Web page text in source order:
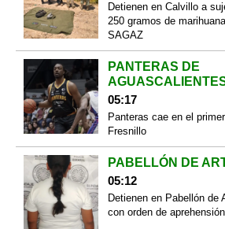
Detienen en Calvillo a
250 gramos de
SAGAZ
PANTERAS DE
05:17
Panteras cae en el
Fresnillo
PABELLÓN DE
05:12
Detienen en Pabellón de
con orden de